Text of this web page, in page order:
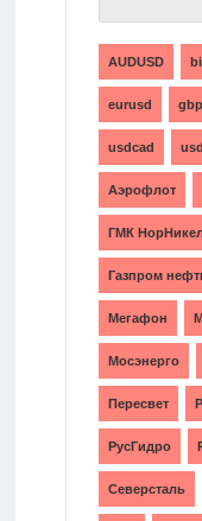
AUDUSD
eurusd
usdcad
Аэрофлот
ГМК
Газпром
Мегафон
Мосэнерго
Пересвет
РусГидро
Северсталь